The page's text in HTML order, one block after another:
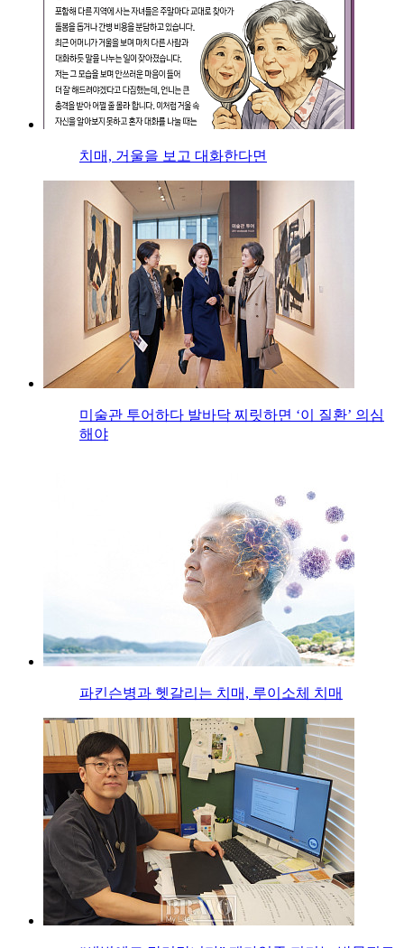
치매, 거울을 보고 대화한다면
미술관 투어하다 발바닥 찌릿하면 ‘이 질환’ 의심
해야
파킨슨병과 헷갈리는 치매, 루이소체 치매